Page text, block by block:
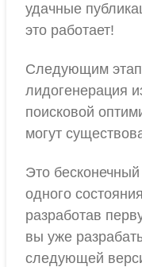
удачные
это работает!
Следующим
лидогенерация
поисковой
могут
Это
одного
разработав
вы уже
следующей